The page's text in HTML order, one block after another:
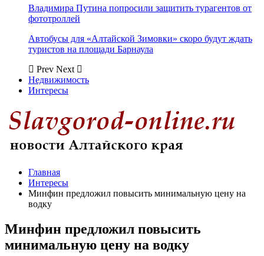
Владимира Путина попросили защитить турагентов от
фототроллей
Автобусы для «Алтайской Зимовки» скоро будут ждать
туристов на площади Барнаула
Prev Next
Недвижимость
Интересы
Главная
Интересы
Минфин предложил повысить минимальную цену на
водку
Минфин предложил повысить
минимальную цену на водку